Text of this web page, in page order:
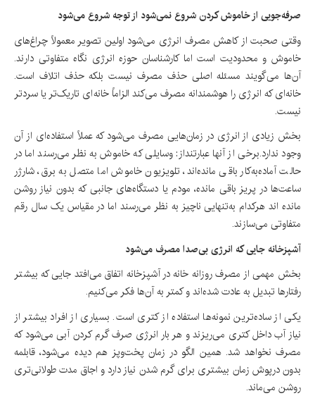
صرفه‌جویی از خاموش کردن شروع نمی‌شود از توجه شروع می‌شود
وقتی صحبت از کاهش مصرف انرژی می‌شود اولین تصویر معمولاً چراغ‌های
خاموش و محدودیت است اما کارشناسان حوزه انرژی نگاه متفاوتی دارند.
آن‌ها می‌گویند مسئله اصلی حذف مصرف نیست بلکه حذف اتلاف است.
خانه‌ای که انرژی را هوشمندانه مصرف می‌کند الزاماً خانه‌ای تاریک‌تر یا سردتر
نیست.
بخش زیادی از انرژی در زمان‌هایی مصرف می‌شود که عملاً استفاده‌ای از آن
وجود ندارد.برخی از آنها عبارتنداز: وسایلی که خاموش به نظر می‌رسند اما در
حالت آماده‌به‌کار باقی مانده‌اند، تلویزیون خاموش اما متصل به برق، شارژر
ساعت‌ها در پریز باقی ‌مانده، مودم یا دستگاه‌های جانبی که بدون نیاز روشن
‌مانده اند هرکدام به‌تنهایی ناچیز به نظر می‌رسند اما در مقیاس یک سال رقم
متفاوتی می‌سازند.
آشپزخانه جایی که انرژی بی‌صدا مصرف می‌شود
بخش مهمی از مصرف روزانه خانه در آشپزخانه اتفاق می‌افتد جایی که بیشتر
رفتارها تبدیل به عادت شده‌اند و کمتر به آن‌ها فکر می‌کنیم.
یکی از ساده‌ترین نمونه‌ها استفاده از کتری است. بسیاری از افراد بیشتر از
نیاز آب داخل کتری می‌ریزند و هر بار انرژی صرف گرم کردن آبی می‌شود که
مصرف نخواهد شد. همین الگو در زمان پخت‌وپز هم دیده می‌شود، قابلمه
بدون درپوش زمان بیشتری برای گرم شدن نیاز دارد و اجاق مدت طولانی‌تری
روشن می‌ماند.